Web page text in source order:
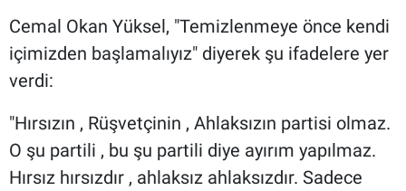
Cemal Okan Yüksel, "Temizlenmeye önce kendi
içimizden başlamalıyız" diyerek şu ifadelere yer
verdi:
"Hırsızın , Rüşvetçinin , Ahlaksızın partisi olmaz.
O şu partili , bu şu partili diye ayırım yapılmaz.
Hırsız hırsızdır , ahlaksız ahlaksızdır. Sadece